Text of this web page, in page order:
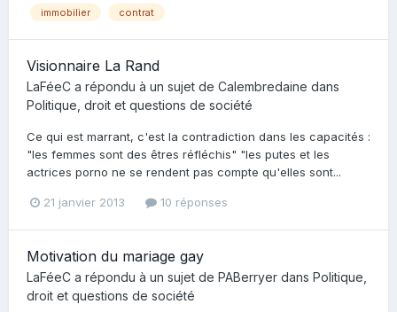
immobilier contrat
Visionnaire La Rand
LaFéeC a répondu à un sujet de Calembredaine dans
Politique, droit et questions de société
Ce qui est marrant, c'est la contradiction dans les capacités :
"les femmes sont des êtres réfléchis" "les putes et les
actrices porno ne se rendent pas compte qu'elles sont...
21 janvier 2013 10 réponses
Motivation du mariage gay
LaFéeC a répondu à un sujet de PABerryer dans Politique,
droit et questions de société